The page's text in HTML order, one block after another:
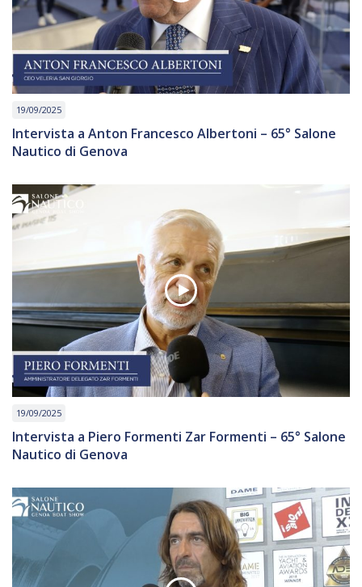
19/09/2025
Intervista a Anton Francesco Albertoni – 65° Salone
Nautico di Genova
19/09/2025
Intervista a Piero Formenti Zar Formenti – 65° Salone
Nautico di Genova